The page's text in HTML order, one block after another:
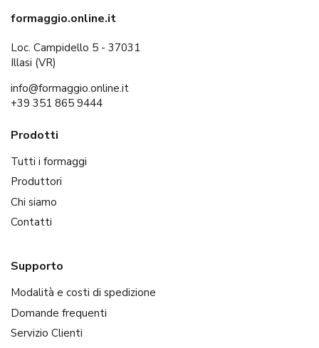
formaggio.online.it
Loc. Campidello 5 - 37031
Illasi (VR)
info@formaggio.online.it
+39 351 865 9444
Prodotti
Tutti i formaggi
Produttori
Chi siamo
Contatti
Supporto
Modalità e costi di spedizione
Domande frequenti
Servizio Clienti